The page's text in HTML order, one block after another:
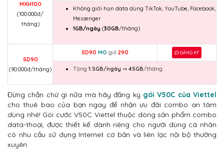
MXH100
(100.000đ/
tháng)
Không giới hạn data dùng TikTok, YouTube, Facebook,
Messenger
1GB/ngày (30GB/tháng)
SD90
(90.000đ/tháng)
SD90 MO gửi 290 ĐĂNG KÝ
Tặng 1.5GB/ngày ⇒ 45GB/tháng.
Đừng chần chừ gì nữa mà hãy đăng ký gói V50C của Viettel
cho thuê bao của bạn ngay để nhận ưu đãi combo an tâm
dùng nhé! Gói cước V50C Viettel thuộc dòng sản phẩm combo
data-thoại, được thiết kế dành riêng cho người dùng cá nhân
có nhu cầu sử dụng Internet cơ bản và liên lạc nội bộ thường
xuyên